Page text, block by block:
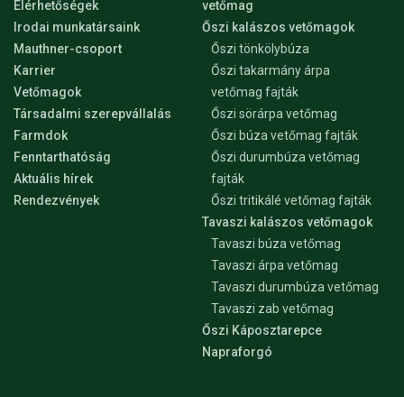
Elérhetőségek
Irodai munkatársaink
Mauthner-csoport
Karrier
Vetőmagok
Társadalmi szerepvállalás
Farmdok
Fenntarthatóság
Aktuális hírek
Rendezvények
vetőmag
Őszi kalászos vetőmagok
Őszi tönkölybúza
Őszi takarmány árpa
vetőmag fajták
Őszi sörárpa vetőmag
Őszi búza vetőmag fajták
Őszi durumbúza vetőmag
fajták
Őszi tritikálé vetőmag fajták
Tavaszi kalászos vetőmagok
Tavaszi búza vetőmag
Tavaszi árpa vetőmag
Tavaszi durumbúza vetőmag
Tavaszi zab vetőmag
Őszi Káposztarepce
Napraforgó